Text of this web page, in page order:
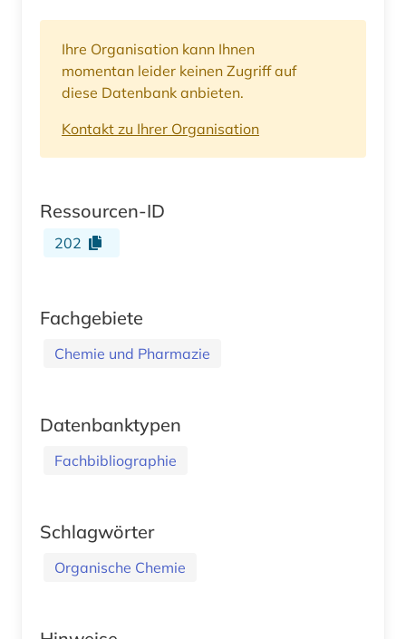
Ihre Organisation kann Ihnen
momentan leider keinen Zugriff auf
diese Datenbank anbieten.
Kontakt zu Ihrer Organisation
Ressourcen-ID
202
Fachgebiete
Chemie und Pharmazie
Datenbanktypen
Fachbibliographie
Schlagwörter
Organische Chemie